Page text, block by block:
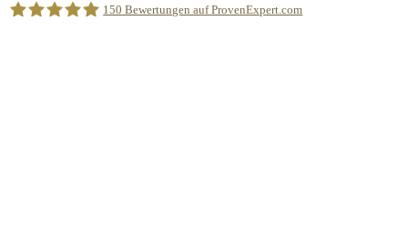
150 Bewertungen auf ProvenExpert.com